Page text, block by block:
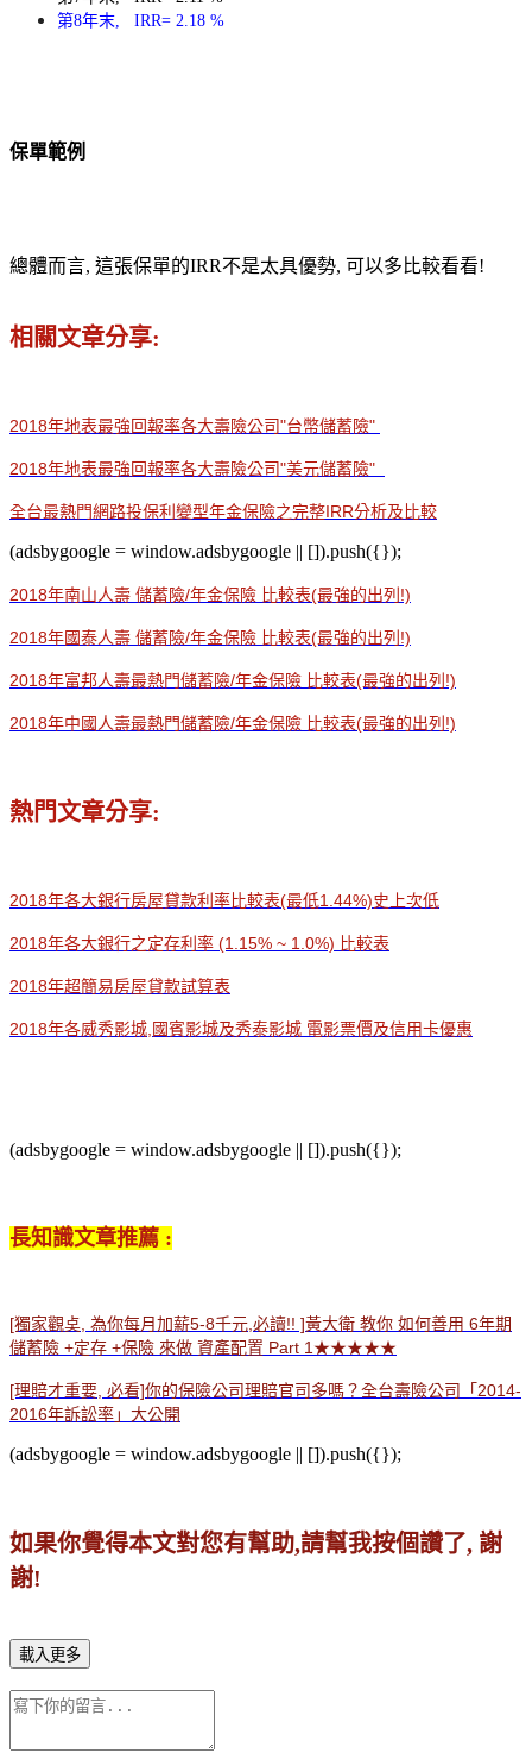
第8年末, IRR= 2.18 %
保單範例
總體而言, 這張保單的IRR不是太具優勢, 可以多比較看看!
相關文章分享:
2018年地表最強回報率各大壽險公司"台幣儲蓄險"
2018年地表最強回報率各大壽險公司"美元儲蓄險"
全台最熱門網路投保利變型年金保險之完整IRR分析及比較
(adsbygoogle = window.adsbygoogle || []).push({});
2018年南山人壽 儲蓄險/年金保險 比較表(最強的出列!)
2018年國泰人壽 儲蓄險/年金保險 比較表(最強的出列!)
2018年富邦人壽最熱門儲蓄險/年金保險 比較表(最強的出列!)
2018年中國人壽最熱門儲蓄險/年金保險 比較表(最強的出列!)
熱門文章分享:
2018年各大銀行房屋貸款利率比較表(最低1.44%)史上次低
2018年各大銀行之定存利率 (1.15% ~ 1.0%) 比較表
2018年超簡易房屋貸款試算表
2018年各威秀影城,國賓影城及秀泰影城 電影票價及信用卡優惠
(adsbygoogle = window.adsbygoogle || []).push({});
長知識文章推薦 :
[獨家觀奌, 為你每月加薪5-8千元,必讀!! ]黃大衛 教你 如何善用 6年期
儲蓄險 +定存 +保險 來做 資產配置 Part 1★★★★★
[理賠才重要, 必看]你的保險公司理賠官司多嗎？全台壽險公司「2014-
2016年訴訟率」大公開
(adsbygoogle = window.adsbygoogle || []).push({});
如果你覺得本文對您有幫助,請幫我按個讚了, 謝
謝!
載入更多